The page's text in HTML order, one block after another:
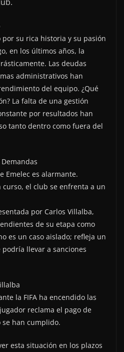
por su rica historia y su pasión
en los últimos años, la
Las deudas
administrativos han
del equipo. ¿Qué
La falta de una gestión
por resultados han
tanto dentro como fuera del
Emelec es alarmante.
curso, el club se enfrenta a un
por Carlos Villalba,
de su etapa como
es un caso aislado; refleja un
llevar a sanciones
la FIFA ha encendido las
reclama el pago de
han cumplido.
esta situación en los plazos